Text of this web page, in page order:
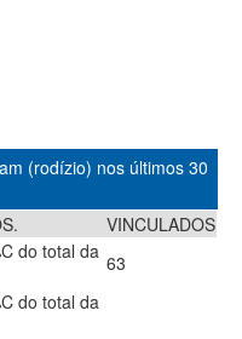
(rodízio) nos últimos 30
VINCULADOS
do total da 63
do total da